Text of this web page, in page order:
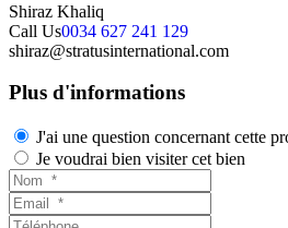
Shiraz Khaliq
Call Us0034 627 241 129
shiraz@stratusinternational.com
Plus d'informations
J'ai une question concernant cette
Je voudrai bien visiter cet bien